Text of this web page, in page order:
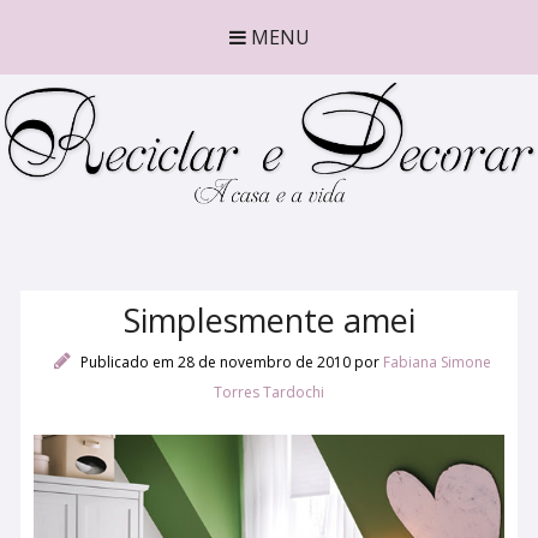
MENU
Simplesmente amei
Publicado em 28 de novembro de 2010por Fabiana Simone
Torres Tardochi